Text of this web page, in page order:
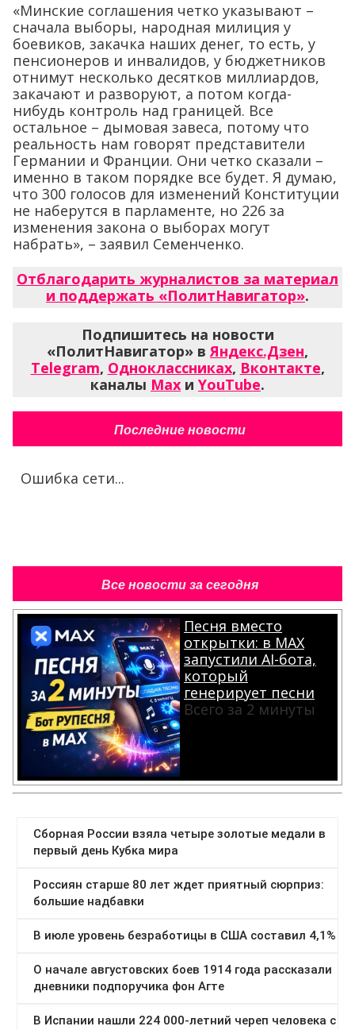
«Минские соглашения четко указывают –
сначала выборы, народная милиция у
боевиков, закачка наших денег, то есть, у
пенсионеров и инвалидов, у бюджетников
отнимут несколько десятков миллиардов,
закачают и разворуют, а потом когда-
нибудь контроль над границей. Все
остальное – дымовая завеса, потому что
реальность нам говорят представители
Германии и Франции. Они четко сказали –
именно в таком порядке все будет. Я думаю,
что 300 голосов для изменений Конституции
не наберутся в парламенте, но 226 за
изменения закона о выборах могут
набрать», – заявил Семенченко.
Отблагодарить журналистов за материал
и поддержать «ПолитНавигатор».
Подпишитесь на новости
«ПолитНавигатор» вЯндекс.Дзен,
Telegram, Одноклассниках, Вконтакте,
каналы Max и YouTube.
Последние новости
Ошибка сети...
Все новости за сегодня
Песня вместо
открытки: в MAX
запустили AI-бота,
который
генерирует песни
Всего за 2 минуты